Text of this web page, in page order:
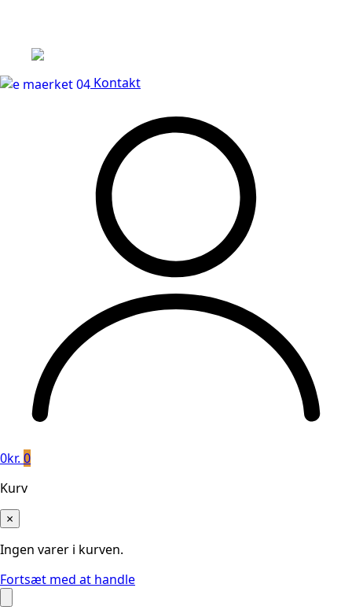
Kontakt
0kr. 0
Kurv
×
Ingen varer i kurven.
Fortsæt med at handle